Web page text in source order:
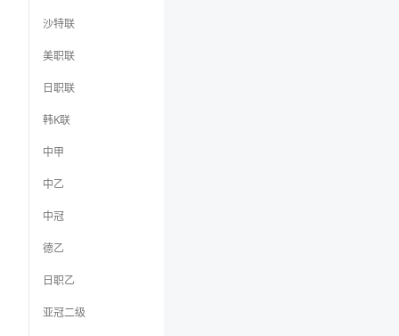
沙特联
美职联
日职联
韩K联
中甲
中乙
中冠
德乙
日职乙
亚冠二级